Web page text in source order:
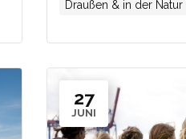
Draußen & in der Natur
27
JUNI